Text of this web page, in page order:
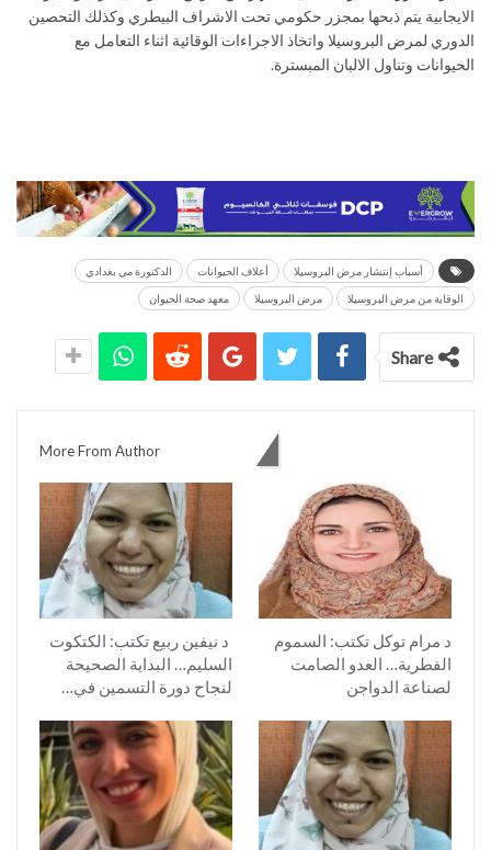
الايجابية يتم ذبحها بمجزر حكومي تحت الاشراف البيطري وكذلك التحصين
الدوري لمرض البروسيلا واتخاذ الاجراءات الوقائية اثناء التعامل مع
الحيوانات وتناول الالبان المبسترة.
أسباب إنتشار مرض البروسيلا أعلاف الحيوانات الدكتورة مي بغدادي
الوقاية من مرض البروسيلا مرض البروسيلا معهد صحة الحيوان
Share
More From Author
د مرام توكل تكتب: السموم
الفطرية… العدو الصامت
لصناعة الدواجن
د نيفين ربيع تكتب: الكتكوت
السليم… البداية الصحيحة
لنجاح دورة التسمين في…